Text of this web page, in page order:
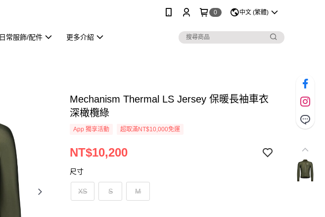
0 中文 (繁體)
日常服飾/配件 更多介紹
Mechanism Thermal LS Jersey 保暖長袖車衣
深橄欖綠
App 獨享活動 超取滿NT$10,000免運
NT$10,200
尺寸
XS S M